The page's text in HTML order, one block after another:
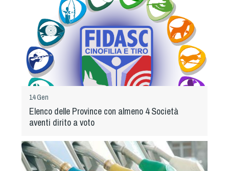
14 Gen
Elenco delle Province con almeno 4 Società
aventi dirito a voto
Obedience
Rally Obedience
Retriever Sport
Ricerca Tartufo
Sheepdog
Sport acquatici
Ipo Delta
Protezione civile Sportiva